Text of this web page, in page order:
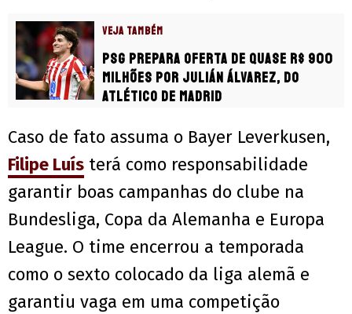
VEJA TAMBÉM
PSG prepara oferta de quase R$ 900
milhões por Julián Álvarez, do
Atlético de Madrid
Caso de fato assuma o Bayer Leverkusen,
Filipe Luís terá como responsabilidade
garantir boas campanhas do clube na
Bundesliga, Copa da Alemanha e Europa
League. O time encerrou a temporada
como o sexto colocado da liga alemã e
garantiu vaga em uma competição